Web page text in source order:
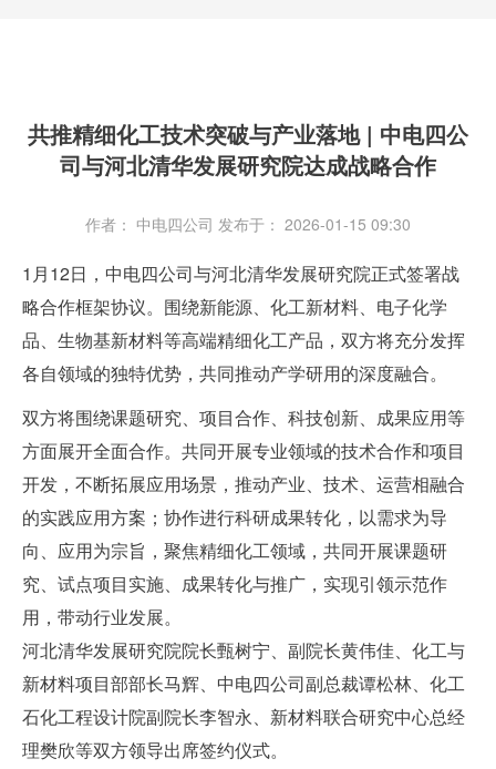
共推精细化工技术突破与产业落地 | 中电四公
司与河北清华发展研究院达成战略合作
作者： 中电四公司 发布于： 2026-01-15 09:30
1月12日，中电四公司与河北清华发展研究院正式签署战
略合作框架协议。围绕新能源、化工新材料、电子化学
品、生物基新材料等高端精细化工产品，双方将充分发挥
各自领域的独特优势，共同推动产学研用的深度融合。
双方将围绕课题研究、项目合作、科技创新、成果应用等
方面展开全面合作。共同开展专业领域的技术合作和项目
开发，不断拓展应用场景，推动产业、技术、运营相融合
的实践应用方案；协作进行科研成果转化，以需求为导
向、应用为宗旨，聚焦精细化工领域，共同开展课题研
究、试点项目实施、成果转化与推广，实现引领示范作
用，带动行业发展。
河北清华发展研究院院长甄树宁、副院长黄伟佳、化工与
新材料项目部部长马辉、中电四公司副总裁谭松林、化工
石化工程设计院副院长李智永、新材料联合研究中心总经
理樊欣等双方领导出席签约仪式。